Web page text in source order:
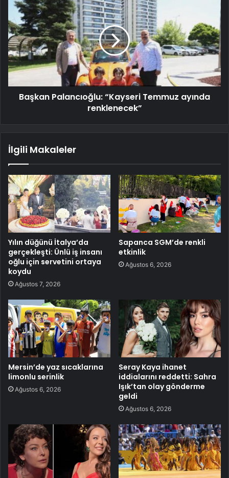
Başkan Palancıoğlu: “Kayseri Temmuz ayında
renklenecek”
İlgili Makaleler
Yılın düğünü İtalya’da
gerçekleşti: Ünlü iş insanı
oğlu için servetini ortaya
koydu
Ağustos 7, 2026
Sapanca SGM’de renkli
etkinlik
Ağustos 6, 2026
Mersin’de yaz sıcaklarına
limonlu serinlik
Ağustos 6, 2026
Seray Kaya ihanet
iddialarını reddetti: Sahra
Işık’tan olay gönderme
geldi
Ağustos 6, 2026